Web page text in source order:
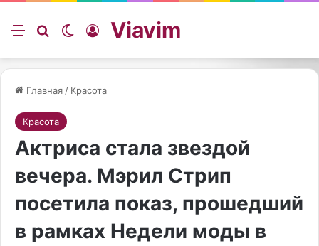
Меню ИскатьSwitch skin
Войти
Viavim
Главная / Красота
Красота
Актриса стала звездой
вечера. Мэрил Стрип
посетила показ, прошедший
в рамках Недели моды в